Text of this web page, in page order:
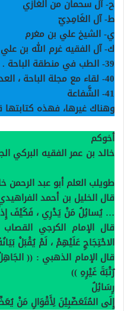
ح- آل سحمان من الغازي
ط- آل الغَامِدِيّ
ي- الشيخ علي بن مغرم
ك- آل الفقيه غرم الله بن
39- الطب في منطقة الباحة .
40- لقاء مع مجلة الباحة ، العدد رقم : 94
41- الشَّفاعة
وهناك غيرها، فهذه كتابتها
أخوكم
خالد بن عمر الفقيه البركي الجرشي
طويلب العلم أبو عبد الرحمن
قال الخليل بن أحمد
… يُسائِلُ مَنْ يَدْرِي ، فَكَيْفَ
قال الإمام الكرجي
الاحْتِجَاجِ عَلَيْهِمْ ، لَمْ يُقْبَلْ
قال الإمام الذهبي : ((
رُتْبَةَ غَيْرِهِ ))
رِسَائِلُ
إِلَى المُتَعَصِّبِيْنَ لِأَقْوَالِ مَنْ